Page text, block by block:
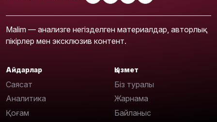
Malim — анализге негізделген материалдар, авторлық
пікірлер мен эксклюзив контент.
Айдарлар
Саясат
Аналитика
Қоғам
Қызмет
Біз туралы
Жарнама
Байланыс